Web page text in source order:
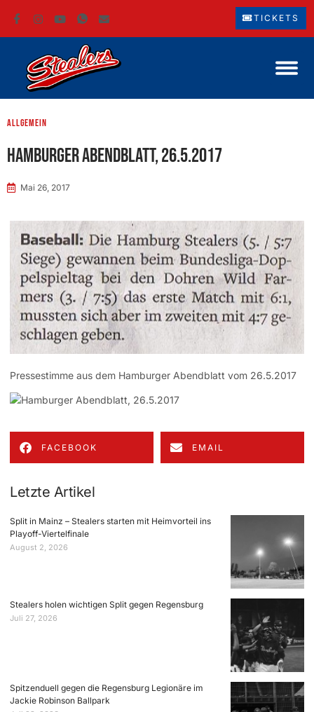
TICKETS
Allgemein
Hamburger Abendblatt, 26.5.2017
Mai 26, 2017
Pressestimme aus dem Hamburger Abendblatt vom 26.5.2017
FACEBOOK EMAIL
Letzte Artikel
Split in Mainz – Stealers starten mit Heimvorteil ins
Playoff-Viertelfinale
August 2, 2026
Stealers holen wichtigen Split gegen Regensburg
Juli 27, 2026
Spitzenduell gegen die Regensburg Legionäre im
Jackie Robinson Ballpark